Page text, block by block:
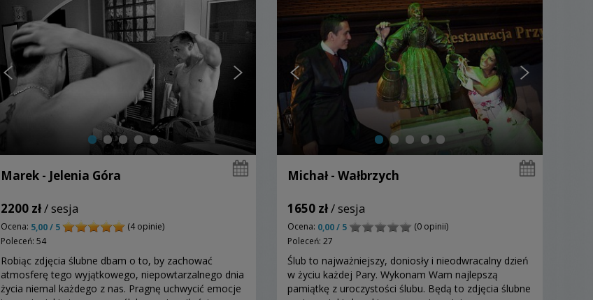
Marek - Jelenia Góra
2200 zł/ sesja
Ocena: 5,00 / 5
(4 opinie)
Poleceń: 54
Robiąc zdjęcia ślubne dbam o to, by zachować
atmosferę tego wyjątkowego, niepowtarzalnego dnia
życia niemal każdego z nas. Pragnę uchwycić emocje
Michał - Wałbrzych
1650 zł/ sesja
Ocena: 0,00 / 5
(0 opinii)
Poleceń: 27
Ślub to najważniejszy, doniosły i nieodwracalny dzień
w życiu każdej Pary. Wykonam Wam najlepszą
pamiątkę z uroczystości ślubu. Będą to zdjęcia ślubne